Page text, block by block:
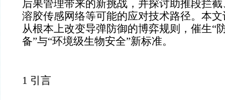
后果管理带来的新挑战，并探讨助推段拦
溶胶传感网络等可能的应对技术路径。本
从根本上改变导弹防御的博弈规则，催生“
备”与“环境级生物安全”新标准。
1 引言